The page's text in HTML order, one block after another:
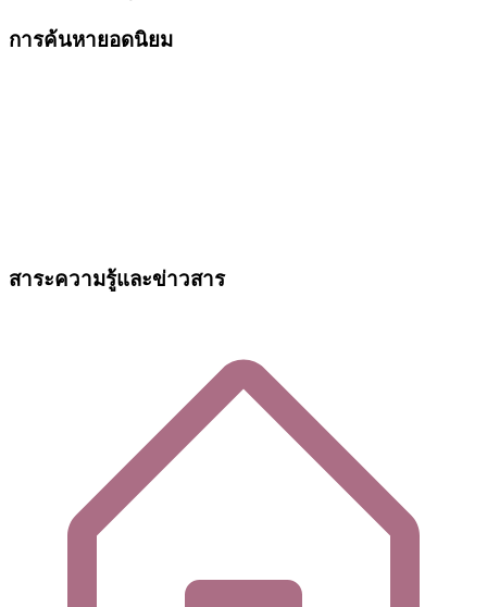
การค้นหายอดนิยม
สาระความรู้และข่าวสาร